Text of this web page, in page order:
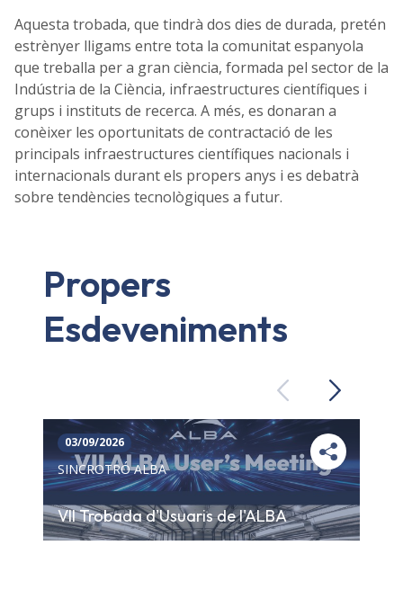
Aquesta trobada, que tindrà dos dies de durada, pretén
estrènyer lligams entre tota la comunitat espanyola
que treballa per a gran ciència, formada pel sector de la
Indústria de la Ciència, infraestructures científiques i
grups i instituts de recerca. A més, es donaran a
conèixer les oportunitats de contractació de les
principals infraestructures científiques nacionals i
internacionals durant els propers anys i es debatrà
sobre tendències tecnològiques a futur.
Propers
Esdeveniments
PreviousNext
03/09/2026
SINCROTRÓ ALBA
VII Trobada d'Usuaris de l'ALBA